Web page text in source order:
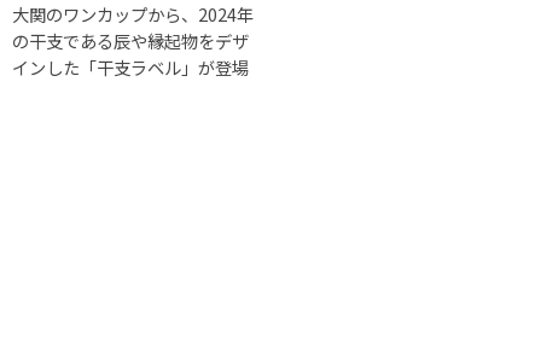
大関のワンカップから、2024年
の干支である辰や縁起物をデザ
インした「干支ラベル」が登場